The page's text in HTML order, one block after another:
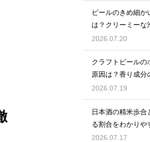
ビールのきめ細か
は？クリーミーな
のコツ
2026.07.20
クラフトビールの
原因は？香り成分
失われる理由を解説
2026.07.19
日本酒の精米歩合
る割合をわかりや
2026.07.17